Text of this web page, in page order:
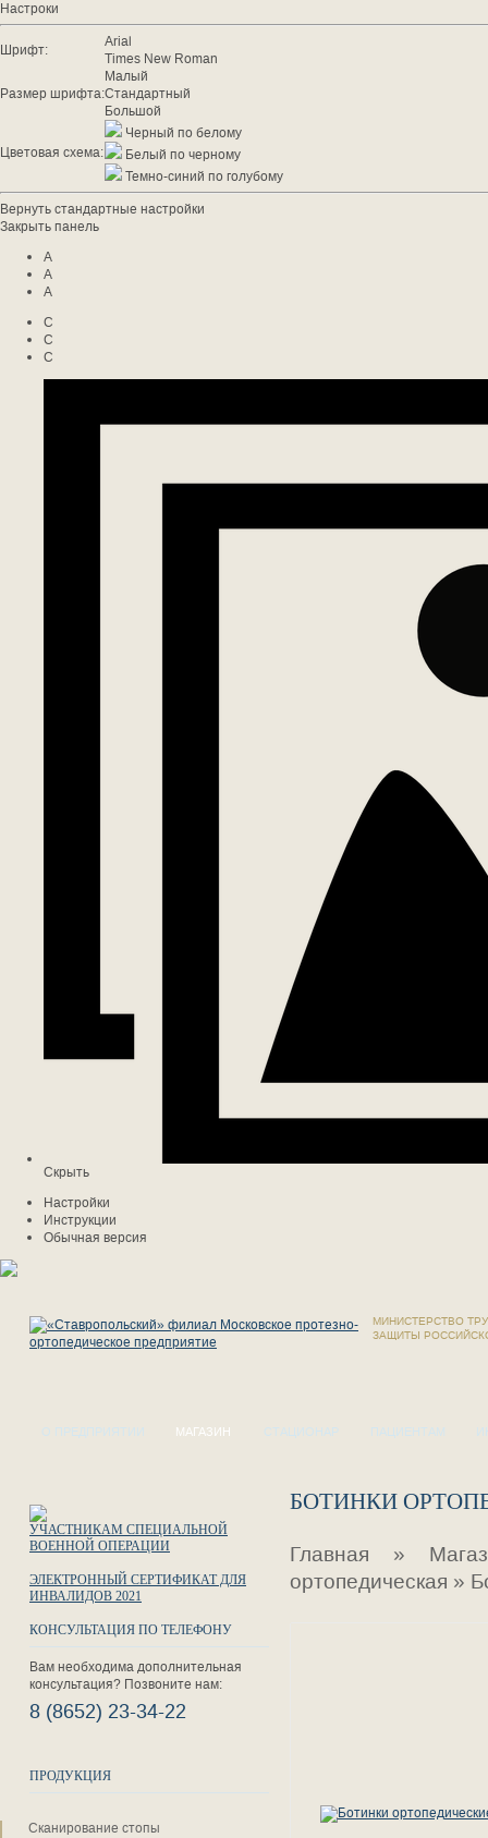
Настроки
Шрифт:
Arial
Times New Roman
Размер шрифта:
Малый
Стандартный
Большой
Цветовая схема:
Черный по белому
Белый по черному
Темно-синий по голубому
Вернуть стандартные настройки
Закрыть панель
A
A
A
C
C
C
Скрыть
Настройки
Инструкции
Обычная версия
МИНИСТЕРСТВО
ЗАЩИТЫ
О ПРЕДПРИЯТИИ МАГАЗИН СТАЦИОНАР ПАЦИЕНТАМ
УЧАСТНИКАМ СПЕЦИАЛЬНОЙ
ВОЕННОЙ ОПЕРАЦИИ
ЭЛЕКТРОННЫЙ СЕРТИФИКАТ ДЛЯ
ИНВАЛИДОВ 2021
КОНСУЛЬТАЦИЯ ПО ТЕЛЕФОНУ
Вам необходима дополнительная
консультация? Позвоните нам:
8 (8652) 23-34-22
ПРОДУКЦИЯ
Сканирование стопы
БОТИНКИ
Главная »
ортопедическая »